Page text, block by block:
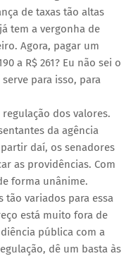
de taxas tão altas
tem a vergonha de
Agora, pagar um
a R$ 261? Eu não sei o
para isso, para
dos valores.
da agência
daí, os senadores
as providências. Com
forma unânime.
tão variados para essa
está muito fora de
pública com a
dê um basta às